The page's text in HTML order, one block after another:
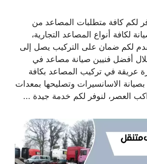
لكم كافة متطلبات المصاعد من
لكافة أنواع المصاعد التجارية،
لكم ضمان على التركيب يصل إلى
أفضل فنيين صيانة مصاعد في
عريقة في تركيب المصاعد بكافة
بصيانة الاسانسيرات وتصليحها بمعدات
العصر، لنوفر لكم خدمة جيدة ...